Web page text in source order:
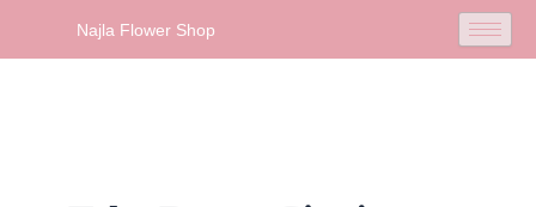
Najla Flower Shop